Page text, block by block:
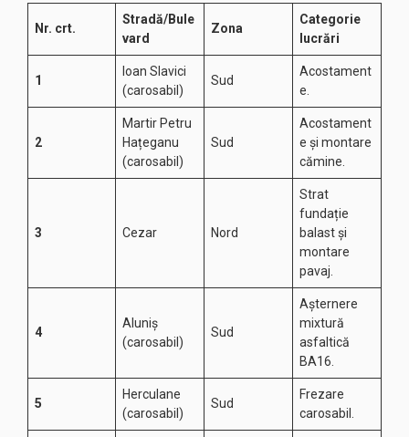
Nr. crt.
Stradă/Bule
vard
Zona
Categorie
lucrări
1
Ioan Slavici
(carosabil)
Sud
Acostament
e.
2
Martir Petru
Hațeganu
(carosabil)
Sud
Acostament
e și montare
cămine.
3 Cezar Nord
Strat
fundație
balast și
montare
pavaj.
4
Aluniș
(carosabil)
Sud
Așternere
mixtură
asfaltică
BA16.
5
Herculane
(carosabil)
Sud
Frezare
carosabil.